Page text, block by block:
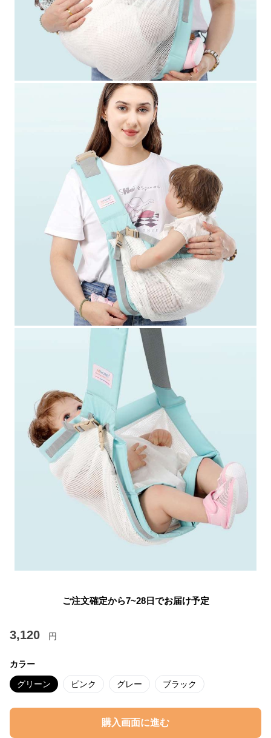
ご注文確定から7~28日でお届け予定
3,120 円
カラー
グリーン ピンク グレー ブラック
購入画面に進む